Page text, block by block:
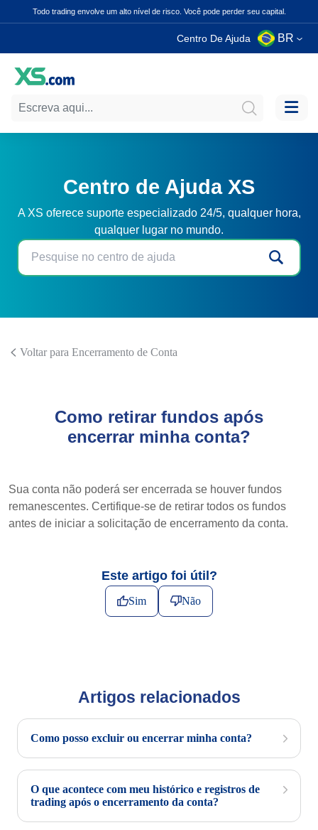
Todo trading envolve um alto nível de risco. Você pode perder seu capital.
Centro De Ajuda BR
Centro de Ajuda XS
A XS oferece suporte especializado 24/5, qualquer hora,
qualquer lugar no mundo.
Voltar para Encerramento de Conta
Como retirar fundos após
encerrar minha conta?
Sua conta não poderá ser encerrada se houver fundos
remanescentes. Certifique-se de retirar todos os fundos
antes de iniciar a solicitação de encerramento da conta.
Este artigo foi útil?
Sim Não
Artigos relacionados
Como posso excluir ou encerrar minha conta?
O que acontece com meu histórico e registros de
trading após o encerramento da conta?